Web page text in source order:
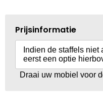
Prijsinformatie
Indien de staffels
eerst een optie
Draai uw mobiel voor